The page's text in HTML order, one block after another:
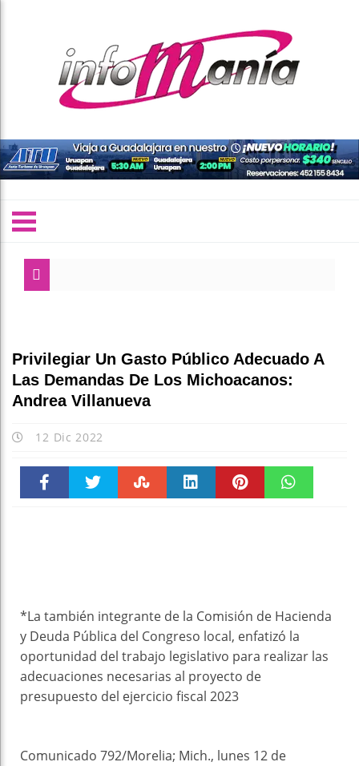
Privilegiar Un Gasto Público Adecuado A
Las Demandas De Los Michoacanos:
Andrea Villanueva
12 Dic 2022
*La también integrante de la Comisión de Hacienda
y Deuda Pública del Congreso local, enfatizó la
oportunidad del trabajo legislativo para realizar las
adecuaciones necesarias al proyecto de
presupuesto del ejercicio fiscal 2023
Comunicado 792/Morelia; Mich., lunes 12 de